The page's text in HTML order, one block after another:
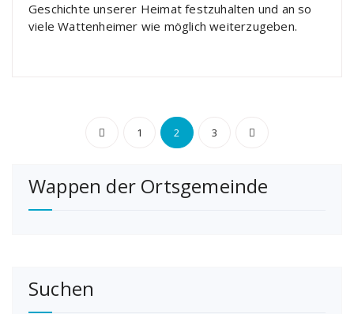
Geschichte unserer Heimat festzuhalten und an so
viele Wattenheimer wie möglich weiterzugeben.
Seitennummerierung
Beiträge
1 2 3
Wappen der Ortsgemeinde
Suchen